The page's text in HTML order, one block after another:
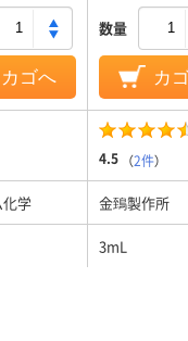
カゴへ
数量
カ
4.5 （2件）
学 金鵄製作所
3mL